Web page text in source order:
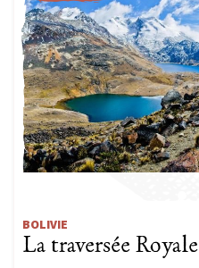
BOLIVIE
La traversée Royale